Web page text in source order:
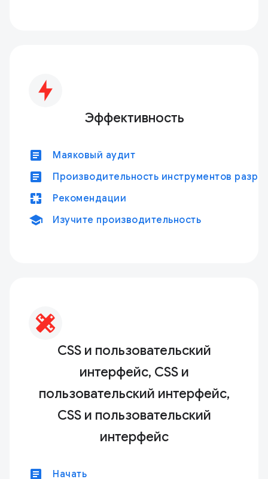
Эффективность
article Маяковый аудит
article Производительность инструментов
pages Рекомендации
school Изучите производительность
CSS и пользовательский
интерфейс, CSS и
пользовательский интерфейс,
CSS и пользовательский
интерфейс
article Начать